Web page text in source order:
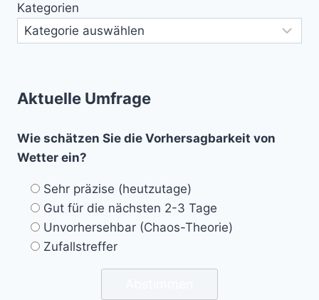
Kategorien
Aktuelle Umfrage
Wie schätzen Sie die Vorhersagbarkeit von
Wetter ein?
Sehr präzise (heutzutage)
Gut für die nächsten 2-3 Tage
Unvorhersehbar (Chaos-Theorie)
Zufallstreffer